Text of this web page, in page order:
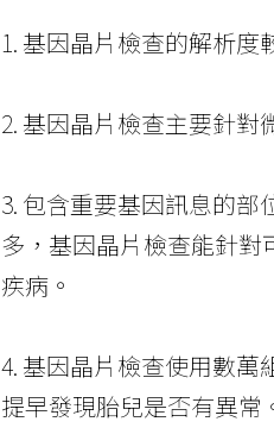
1. 基因晶片檢查的解析度
2. 基因晶片檢查主要針
3. 包含重要基因訊息的
多，基因晶片檢查能針
疾病。
4. 基因晶片檢查使用數萬
提早發現胎兒是否有異常